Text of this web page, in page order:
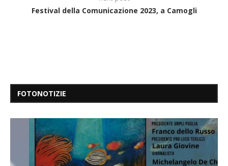
Festival della Comunicazione 2023, a Camogli
FOTONOTIZIE